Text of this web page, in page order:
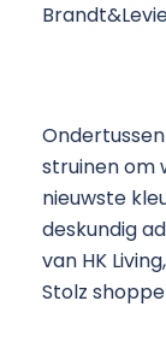
struinen om
nieuwste
deskundig
van HK
Stolz